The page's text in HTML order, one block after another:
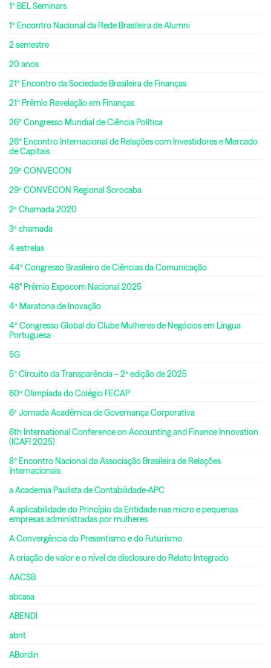
1º BEL Seminars
1º Encontro Nacional da Rede Brasileira de Alumni
2 semestre
20 anos
21º Encontro da Sociedade Brasileira de Finanças
21º Prêmio Revelação em Finanças
26º Congresso Mundial de Ciência Política
26º Encontro Internacional de Relações com Investidores e Mercado
de Capitais
29ª CONVECON
29ª CONVECON Regional Sorocaba
2ª Chamada 2020
3ª chamada
4 estrelas
44º Congresso Brasileiro de Ciências da Comunicação
48° Prêmio Expocom Nacional 2025
4ª Maratona de Inovação
4º Congresso Global do Clube Mulheres de Negócios em Língua
Portuguesa
5G
5º Circuito da Transparência – 2ª edição de 2025
60ª Olimpíada do Colégio FECAP
6ª Jornada Acadêmica de Governança Corporativa
6th International Conference on Accounting and Finance Innovation
(ICAFI 2025)
8º Encontro Nacional da Associação Brasileira de Relações
Internacionais
a Academia Paulista de Contabilidade-APC
A aplicabilidade do Princípio da Entidade nas micro e pequenas
empresas administradas por mulheres
A Convergência do Presentismo e do Futurismo
A criação de valor e o nível de disclosure do Relato Integrado
AACSB
abcasa
ABENDI
abnt
ABordin